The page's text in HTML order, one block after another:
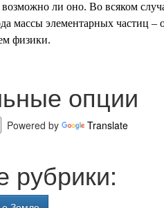
возможно ли оно. Во всяком
массы элементарных частиц –
физики.
опции
Powered by Translate
рубрики: